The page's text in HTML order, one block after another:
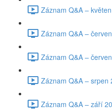
Záznam Q&A –
Záznam Q&A –
Záznam Q&A –
Záznam Q&A – srpen
Záznam Q&A – září